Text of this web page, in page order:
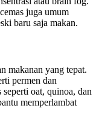
juga umum
baru saja makan.
makanan yang tepat.
permen dan
oat, quinoa, dan
memperlambat